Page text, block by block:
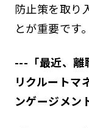
防止策を取り
とが重要です。
---「最近、離
リクルートマ
ンゲージメン